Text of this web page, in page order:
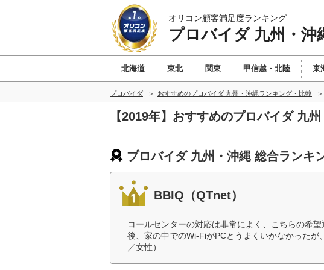
オリコン顧客満足度ランキング
プロバイダ 九州・沖
北海道 東北 関東 甲信越・北陸 東
プロバイダ おすすめのプロバイダ 九州・沖縄ランキング・比較
【2019年】おすすめのプロバイダ 九
プロバイダ 九州・沖縄 総合ランキ
BBIQ（QTnet）
コールセンターの対応は非常によく、こちらの希
後、家の中でのWi-FiがPCとうまくいかなかった
／女性）